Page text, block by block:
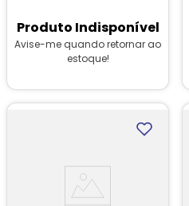
Produto Indisponível
Avise-me quando retornar ao
estoque!